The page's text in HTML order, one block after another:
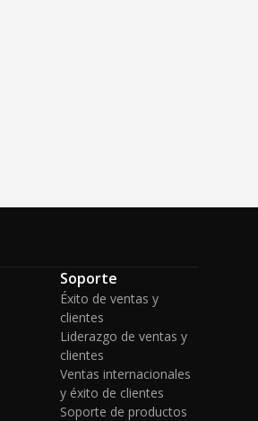
Soporte
Éxito de ventas y
clientes
Liderazgo de ventas y
clientes
Ventas internacionales
y éxito de clientes
Soporte de productos